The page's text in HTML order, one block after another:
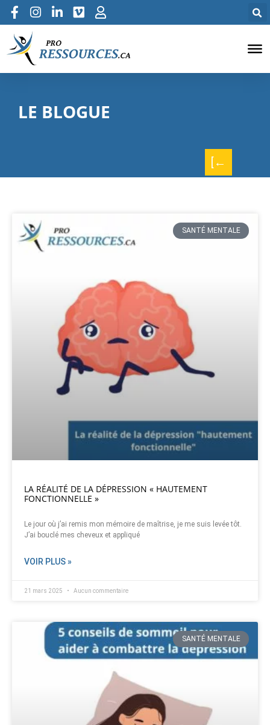
LE BLOGUE
[←
SANTÉ MENTALE
LA RÉALITÉ DE LA DÉPRESSION « HAUTEMENT
FONCTIONNELLE »
Le jour où j’ai remis mon mémoire de maîtrise, je me suis levée tôt.
J’ai bouclé mes cheveux et appliqué
VOIR PLUS »
21 mars 2025 Aucun commentaire
SANTÉ MENTALE